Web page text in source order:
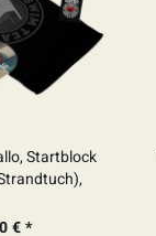
Startblock
€ *